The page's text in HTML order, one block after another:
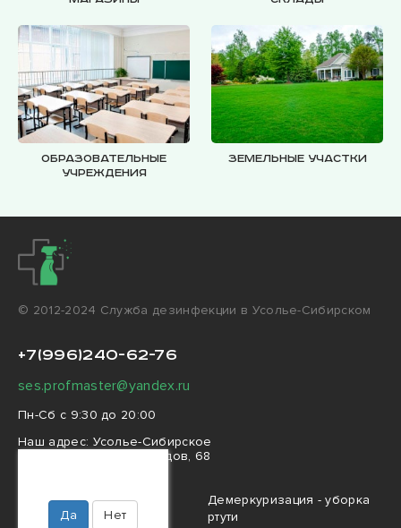
Образовательные
учреждения
Земельные участки
© 2012-2024 Cлужба дезинфекции в Усолье-Сибирском
+7(996)240-62-76
ses.profmaster@yandex.ru
Пн-Сб с 9:30 до 20:00
Наш адрес: Усолье-Сибирское
Да Нет
проспект Дружбы Народов, 68
Профессиональная
дезинфекция
Демеркуризация - уборка
ртути